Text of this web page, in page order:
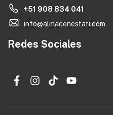
+51 908 834 041
info@almacenestati.com
Redes Sociales